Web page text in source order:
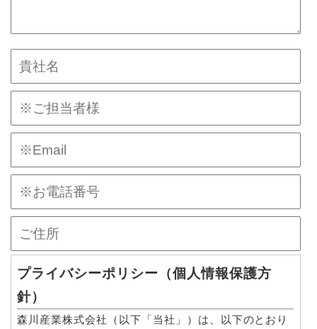
プライバシーポリシー（個人情報保護方
針）
森川産業株式会社（以下「当社」）は、以下のとおり